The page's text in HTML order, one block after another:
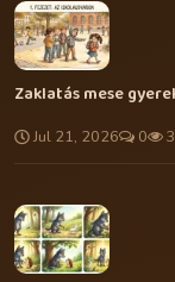
Zaklatás mese
Jul 21, 2026 0